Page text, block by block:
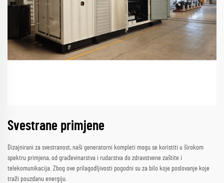
Svestrane primjene
Dizajnirani za svestranost, naši generatorni kompleti mogu se koristiti u širokom
spektru primjena, od građevinarstva i rudarstva do zdravstvene zaštite i
telekomunikacija. Zbog ove prilagodljivosti pogodni su za bilo koje poslovanje koje
traži pouzdanu energiju.